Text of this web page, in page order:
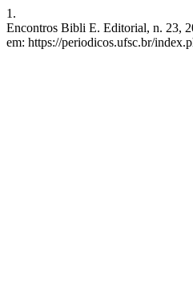
1.
Encontros Bibli E. Editorial, n. 23,
em: https://periodicos.ufsc.br/